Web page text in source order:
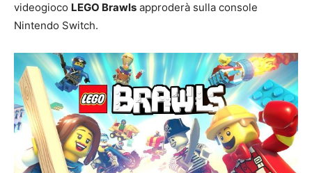
videogioco LEGO Brawls approderà sulla console
Nintendo Switch.